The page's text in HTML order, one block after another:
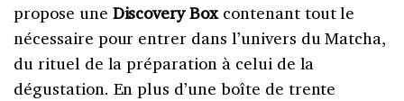
propose une Discovery Boxcontenant tout le
nécessaire pour entrer dans l’univers du Matcha,
du rituel de la préparation à celui de la
dégustation. En plus d’une boîte de trente